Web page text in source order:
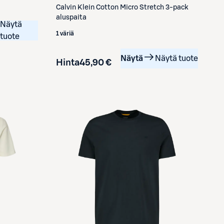
Näytä
tuote
Calvin Klein Cotton Micro Stretch 3-pack
aluspaita
1 väriä
Hinta45,90 € Näytä Näytä tuote